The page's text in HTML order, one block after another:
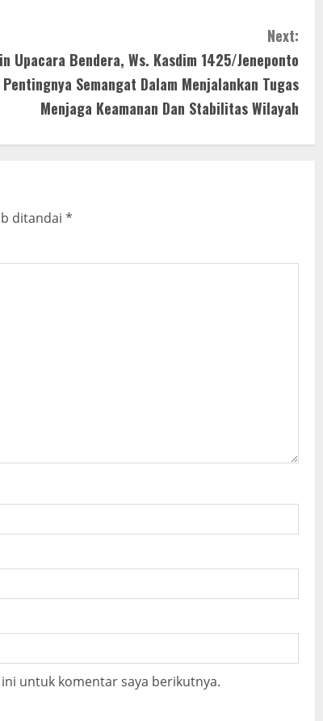
Next:
Upacara Bendera, Ws. Kasdim 1425/Jeneponto
Semangat Dalam Menjalankan Tugas
Menjaga Keamanan Dan Stabilitas Wilayah
ditandai *
untuk komentar saya berikutnya.